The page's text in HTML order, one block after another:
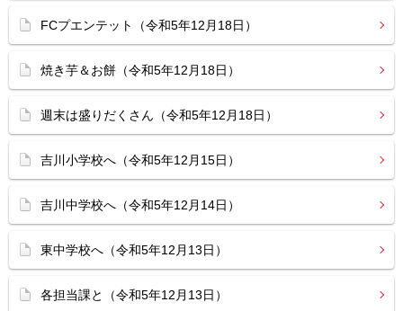
FCプエンテット（令和5年12月18日）
焼き芋＆お餅（令和5年12月18日）
週末は盛りだくさん（令和5年12月18日）
吉川小学校へ（令和5年12月15日）
吉川中学校へ（令和5年12月14日）
東中学校へ（令和5年12月13日）
各担当課と（令和5年12月13日）